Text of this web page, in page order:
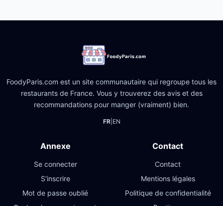
FoodyParis.com est un site communautaire qui regroupe tous les
restaurants de France. Vous y trouverez des avis et des
recommandations pour manger (vraiment) bien.
FR| EN
Annexe
Se connecter
S'inscrire
Mot de passe oublié
Contact
Contact
Mentions légales
Politique de confidentialité